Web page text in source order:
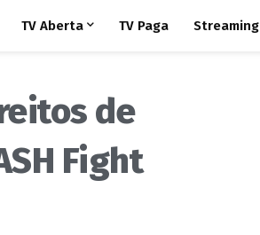
TV Aberta TV Paga Streaming
de
Fight